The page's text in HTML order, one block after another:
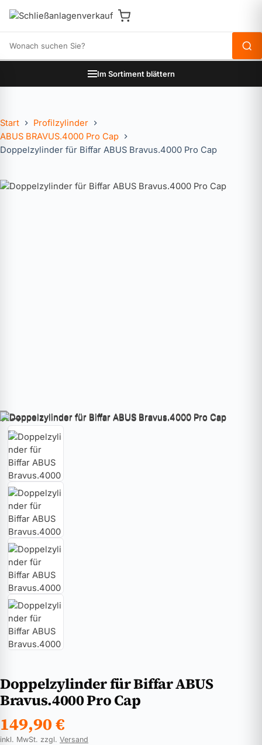
Im Sortiment blättern
Start
Profilzylinder
ABUS BRAVUS.4000 Pro Cap
Doppelzylinder für Biffar ABUS Bravus.4000 Pro Cap
Doppelzylinder für Biffar ABUS
Bravus.4000 Pro Cap
149,90€
inkl. MwSt. zzgl. Versand